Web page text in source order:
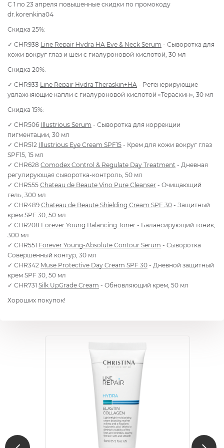
С 1 по 23 апреля повышенные скидки по промокоду
dr.korenkina04
Скидка 25%:
✓ CHR938 Line Repair Hydra HA Eye & Neck Serum - Сыворотка для
кожи вокруг глаз и шеи с гиалуроновой кислотой, 30 мл
Скидка 20%:
✓ CHR933 Line Repair Hydra Theraskin+HA - Регенерирующие
увлажняющие капли с гиалуроновой кислотой «Тераскин», 30 мл
Скидка 15%:
✓ CHR506 Illustrious Serum - Сыворотка для коррекции
пигментации, 30 мл
✓ CHR512 Illustrious Eye Cream SPF15 - Крем для кожи вокруг глаз
SPF15, 15 мл
✓ CHR628 Comodex Control & Regulate Day Treatment - Дневная
регулирующая сыворотка-контроль, 50 мл
✓ CHR555 Chateau de Beaute Vino Pure Cleanser - Очищающий
гель, 300 мл
✓ CHR489 Chateau de Beaute Shielding Сream SPF 30 - Защитный
крем SPF 30, 50 мл
✓ CHR208 Forever Young Balancing Toner - Балансирующий тоник,
300 мл
✓ CHR551 Forever Young-Absolute Contour Serum - Сыворотка
Совершенный контур, 30 мл
✓ CHR342 Muse Protective Day Cream SPF 30 - Дневной защитный
крем SPF 30, 50 мл
✓ CHR731 Silk UpGrade Cream - Обновляющий крем, 50 мл
Хороших покупок!